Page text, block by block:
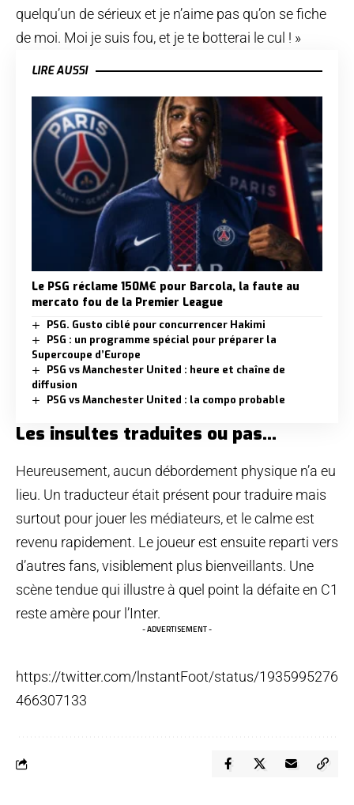
quelqu’un de sérieux et je n’aime pas qu’on se fiche
de moi. Moi je suis fou, et je te botterai le cul ! »
LIRE AUSSI
Le PSG réclame 150M€ pour Barcola, la faute au
mercato fou de la Premier League
PSG. Gusto ciblé pour concurrencer Hakimi
PSG : un programme spécial pour préparer la
Supercoupe d’Europe
PSG vs Manchester United : heure et chaîne de
diffusion
PSG vs Manchester United : la compo probable
Les insultes traduites ou pas…
Heureusement, aucun débordement physique n’a eu
lieu. Un traducteur était présent pour traduire mais
surtout pour jouer les médiateurs, et le calme est
revenu rapidement. Le joueur est ensuite reparti vers
d’autres fans, visiblement plus bienveillants. Une
scène tendue qui illustre à quel point la défaite en C1
reste amère pour l’Inter.
- ADVERTISEMENT -
https://twitter.com/lnstantFoot/status/1935995276
466307133